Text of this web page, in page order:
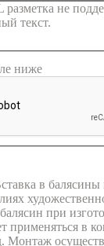
не
текст.
ниже
в балясины
при
применяться в
Монтаж